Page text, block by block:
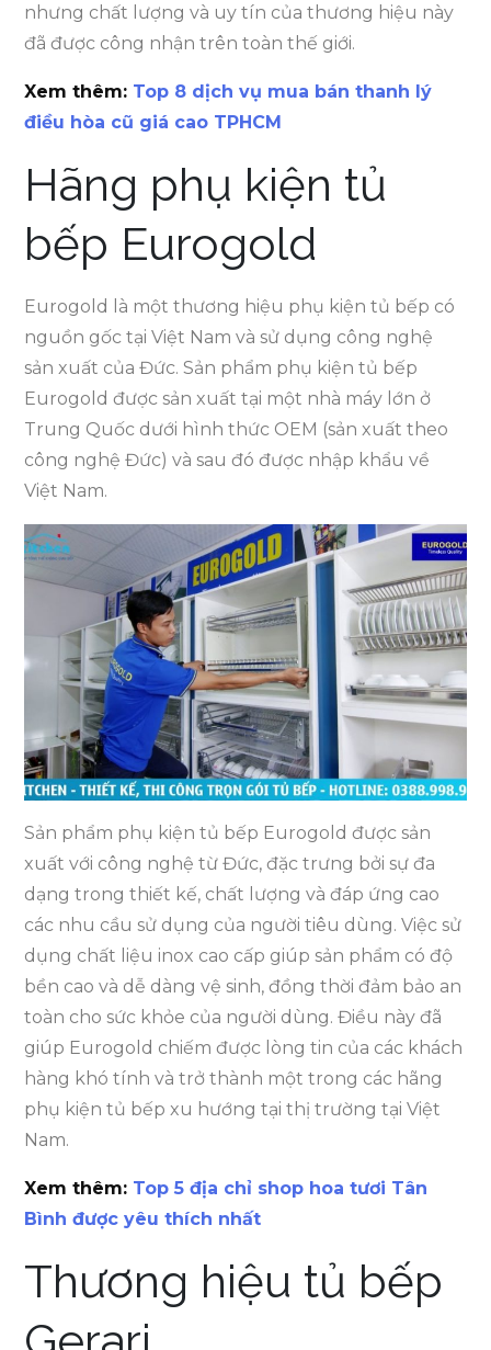
nhưng chất lượng và uy tín của thương hiệu này
đã được công nhận trên toàn thế giới.
Xem thêm: Top 8 dịch vụ mua bán thanh lý
điều hòa cũ giá cao TPHCM
Hãng phụ kiện tủ
bếp Eurogold
Eurogold là một thương hiệu phụ kiện tủ bếp có
nguồn gốc tại Việt Nam và sử dụng công nghệ
sản xuất của Đức. Sản phẩm phụ kiện tủ bếp
Eurogold được sản xuất tại một nhà máy lớn ở
Trung Quốc dưới hình thức OEM (sản xuất theo
công nghệ Đức) và sau đó được nhập khẩu về
Việt Nam.
Sản phẩm phụ kiện tủ bếp Eurogold được sản
xuất với công nghệ từ Đức, đặc trưng bởi sự đa
dạng trong thiết kế, chất lượng và đáp ứng cao
các nhu cầu sử dụng của người tiêu dùng. Việc sử
dụng chất liệu inox cao cấp giúp sản phẩm có độ
bền cao và dễ dàng vệ sinh, đồng thời đảm bảo an
toàn cho sức khỏe của người dùng. Điều này đã
giúp Eurogold chiếm được lòng tin của các khách
hàng khó tính và trở thành một trong các hãng
phụ kiện tủ bếp xu hướng tại thị trường tại Việt
Nam.
Xem thêm: Top 5 địa chỉ shop hoa tươi Tân
Bình được yêu thích nhất
Thương hiệu tủ bếp